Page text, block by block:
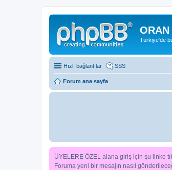
ORAN
Türkiye'de
Hızlı bağlantılar SSS
Forum ana sayfa
ÜYELERE ÖZEL alana giriş için şu linke
Foruma yeni bir mesajın nasıl